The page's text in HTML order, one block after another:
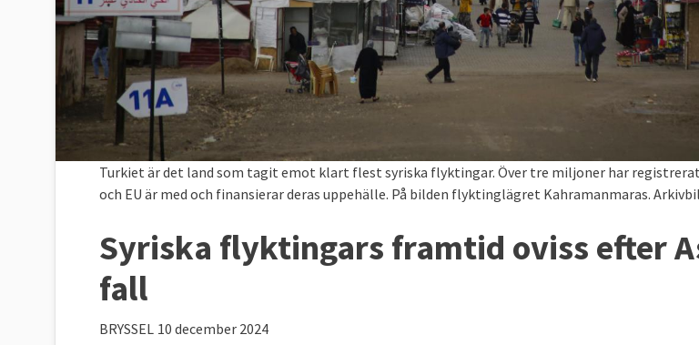
Turkiet är det land som tagit emot klart flest syriska flyktingar. Över tre miljoner har
och EU är med och finansierar deras uppehälle. På bilden flyktinglägret Kahramanmaras.
Syriska flyktingars framtid oviss efter
fall
BRYSSEL 10 december 2024